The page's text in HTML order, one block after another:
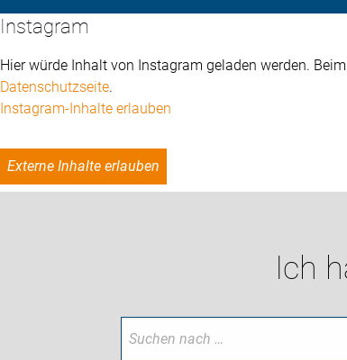
Instagram
Hier würde Inhalt von Instagram geladen werden.
Datenschutzseite.
Instagram-Inhalte erlauben
Externe Inhalte erlauben
Ich